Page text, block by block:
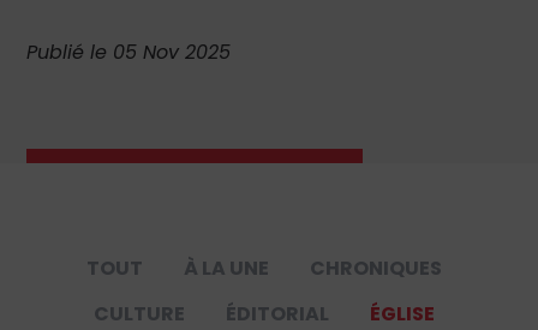
Publié le 05 Nov 2025
TOUT À LA UNE
CHRONIQUES
CULTURE
ÉDITORIAL
ÉGLISE